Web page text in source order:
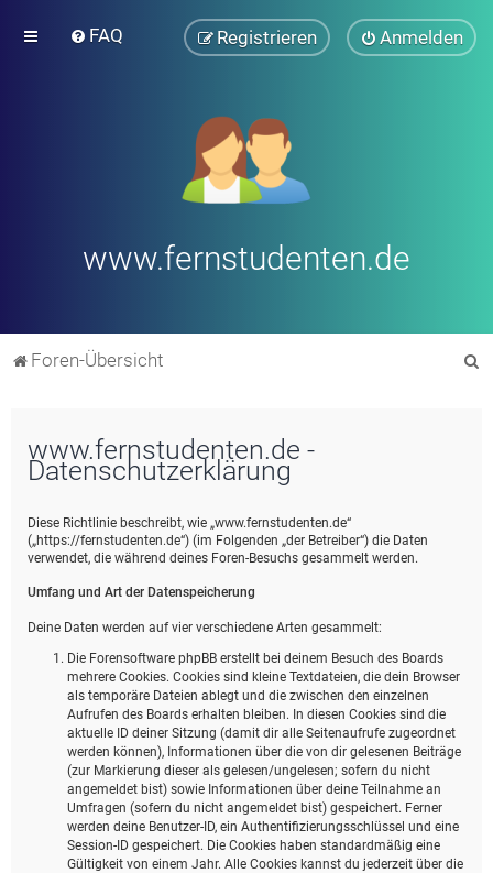
FAQ Anmelden
Registrieren
www.fernstudenten.de
Foren-Übersicht
www.fernstudenten.de -
Datenschutzerklärung
Diese Richtlinie beschreibt, wie „www.fernstudenten.de“
(„https://fernstudenten.de“) (im Folgenden „der Betreiber“) die Daten
verwendet, die während deines Foren-Besuchs gesammelt werden.
Umfang und Art der Datenspeicherung
Deine Daten werden auf vier verschiedene Arten gesammelt:
Die Forensoftware phpBB erstellt bei deinem Besuch des Boards
mehrere Cookies. Cookies sind kleine Textdateien, die dein Browser
als temporäre Dateien ablegt und die zwischen den einzelnen
Aufrufen des Boards erhalten bleiben. In diesen Cookies sind die
aktuelle ID deiner Sitzung (damit dir alle Seitenaufrufe zugeordnet
werden können), Informationen über die von dir gelesenen Beiträge
(zur Markierung dieser als gelesen/ungelesen; sofern du nicht
angemeldet bist) sowie Informationen über deine Teilnahme an
Umfragen (sofern du nicht angemeldet bist) gespeichert. Ferner
werden deine Benutzer-ID, ein Authentifizierungsschlüssel und eine
Session-ID gespeichert. Die Cookies haben standardmäßig eine
Gültigkeit von einem Jahr. Alle Cookies kannst du jederzeit über die